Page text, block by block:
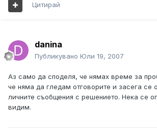
Цитирай
danina
Публикувано Юли 19, 2007
Аз само да споделя, че нямах време за
че няма да гледам отговорите и засега се
личните съобщения с решението. Нека се
видим.